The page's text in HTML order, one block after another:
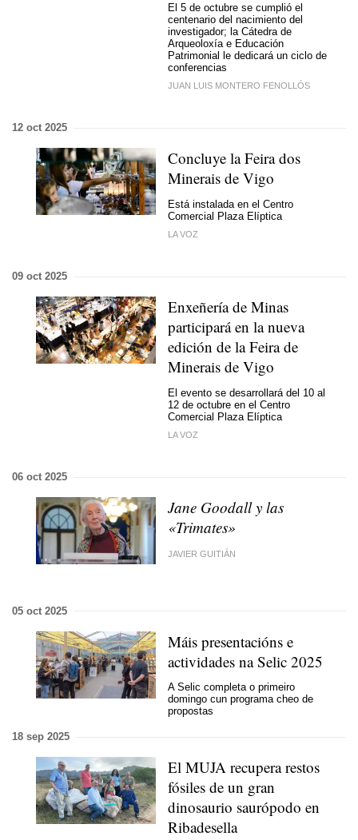
El 5 de octubre se cumplió el
centenario del nacimiento del
investigador; la Cátedra de
Arqueoloxía e Educación
Patrimonial le dedicará un ciclo de
conferencias
JUAN LUIS MONTERO FENOLLÓS
12 oct 2025
Concluye la Feira dos
Minerais de Vigo
Está instalada en el Centro
Comercial Plaza Elíptica
LA VOZ
09 oct 2025
Enxeñería de Minas
participará en la nueva
edición de la Feira de
Minerais de Vigo
El evento se desarrollará del 10 al
12 de octubre en el Centro
Comercial Plaza Elíptica
LA VOZ
06 oct 2025
Jane Goodall y las
«Trimates»
JAVIER GUITIÁN
05 oct 2025
Máis presentacións e
actividades na Selic 2025
A Selic completa o primeiro
domingo cun programa cheo de
propostas
18 sep 2025
El MUJA recupera restos
fósiles de un gran
dinosaurio saurópodo en
Ribadesella